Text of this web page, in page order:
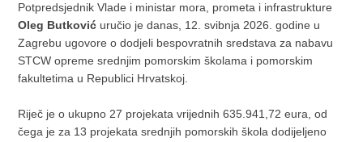
Potpredsjednik Vlade i ministar mora, prometa i infrastrukture
Oleg Butković uručio je danas, 12. svibnja 2026. godine u
Zagrebu ugovore o dodjeli bespovratnih sredstava za nabavu
STCW opreme srednjim pomorskim školama i pomorskim
fakultetima u Republici Hrvatskoj.
Riječ je o ukupno 27 projekata vrijednih 635.941,72 eura, od
čega je za 13 projekata srednjih pomorskih škola dodijeljeno